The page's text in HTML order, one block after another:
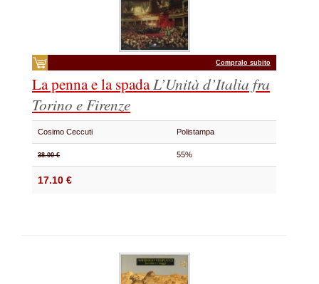
Compralo subito
La penna e la spadaL’Unità d’Italia fra
Torino e Firenze
Cosimo Ceccuti Polistampa
38.00 € 55%
17.10 €